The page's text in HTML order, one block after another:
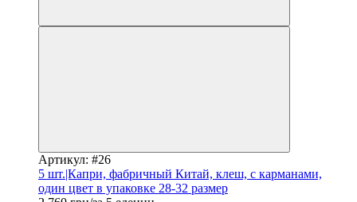
Артикул: #26
5 шт.|Капри, фабричный Китай, клеш, с карманами,
один цвет в упаковке 28-32 размер